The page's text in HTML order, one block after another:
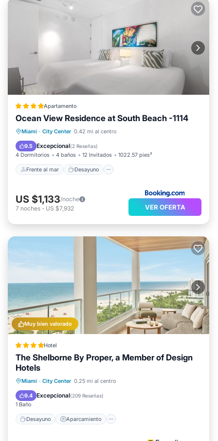
Apartamento
Ocean View Residence at South Beach -1114
Miami · City Center 0.42 mi al centro
9.5 Excepcional(2 Reseñas)
4 Dormitorios 4 baños 12 Invitados 1022.57 pies²
Frente al mar Desayuno
Frente al mar
Desayuno
Aparcamiento
US $1,133/noche
7 noches - US $7,932 VER OFERTA
Muy bien valorado
Hotel
The Shelborne By Proper, a Member of Design
Hotels
Miami · City Center 0.25 mi al centro
9.4 Excepcional(209 Reseñas)
1 Baño
Desayuno Aparcamiento
Desayuno Aparcamiento
Vista al mar